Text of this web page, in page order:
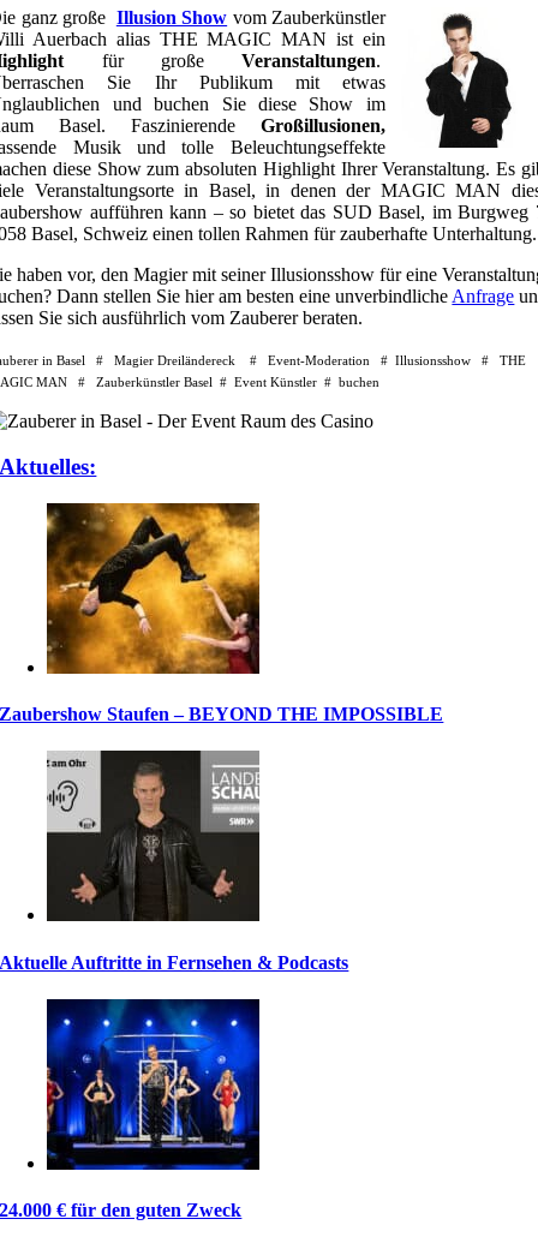
ganz große Illusion Show vom Zauberkünstler
Auerbach alias THE MAGIC MAN ist ein
für großeVeranstaltungen.
Sie Ihr Publikum mit etwas
und buchen Sie diese Show im
Basel. Faszinierende Großillusionen,
Musik und tolle Beleuchtungseffekte
diese Show zum absoluten Highlight Ihrer Veranstaltung. Es
Veranstaltungsorte in Basel, in denen der MAGIC MAN
aufführen kann – so bietet das SUD Basel, im Burgweg
Basel, Schweiz einen tollen Rahmen für zauberhafte Unterhaltung.
haben vor, den Magier mit seiner Illusionsshow für eine
Dann stellen Sie hier am besten eine unverbindliche Anfrage
Sie sich ausführlich vom Zauberer beraten.
in Basel # Magier Dreiländereck # Event-Moderation # Illusionsshow # THE
MAN # Zauberkünstler Basel # Event Künstler # buchen
Aktuelles:
Zaubershow Staufen – BEYOND THE IMPOSSIBLE
Aktuelle Auftritte in Fernsehen & Podcasts
24.000 € für den guten Zweck